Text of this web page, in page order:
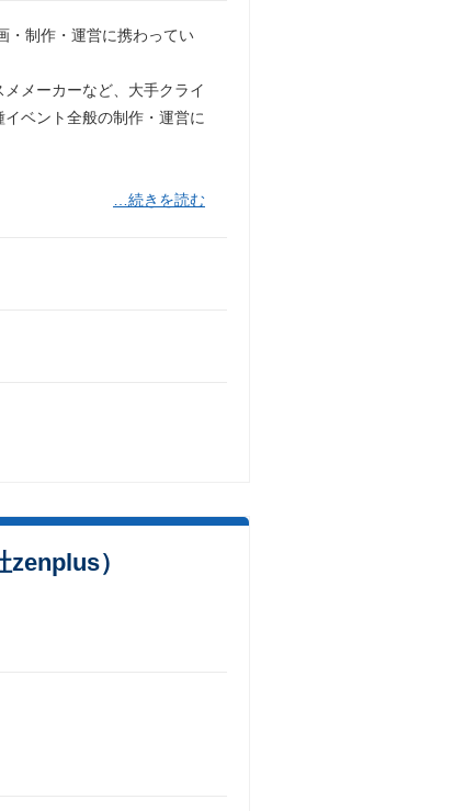
・制作・運営に携わってい
メーカーなど、大手クライ
ベント全般の制作・運営に
…続きを読む
）